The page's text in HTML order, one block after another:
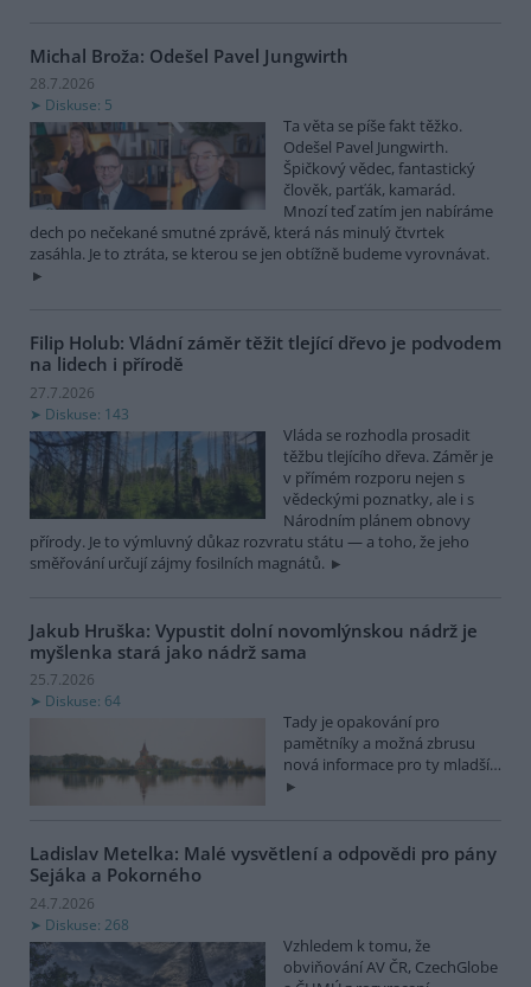
Michal Broža: Odešel Pavel Jungwirth
28.7.2026
Diskuse: 5
Ta věta se píše fakt těžko.
Odešel Pavel Jungwirth.
Špičkový vědec, fantastický
člověk, parťák, kamarád.
Mnozí teď zatím jen nabíráme
dech po nečekané smutné zprávě, která nás minulý čtvrtek
zasáhla. Je to ztráta, se kterou se jen obtížně budeme vyrovnávat.
Filip Holub: Vládní záměr těžit tlející dřevo je podvodem
na lidech i přírodě
27.7.2026
Diskuse: 143
Vláda se rozhodla prosadit
těžbu tlejícího dřeva. Záměr je
v přímém rozporu nejen s
vědeckými poznatky, ale i s
Národním plánem obnovy
přírody. Je to výmluvný důkaz rozvratu státu — a toho, že jeho
směřování určují zájmy fosilních magnátů.
Jakub Hruška: Vypustit dolní novomlýnskou nádrž je
myšlenka stará jako nádrž sama
25.7.2026
Diskuse: 64
Tady je opakování pro
pamětníky a možná zbrusu
nová informace pro ty mladší…
Ladislav Metelka: Malé vysvětlení a odpovědi pro pány
Sejáka a Pokorného
24.7.2026
Diskuse: 268
Vzhledem k tomu, že
obviňování AV ČR, CzechGlobe